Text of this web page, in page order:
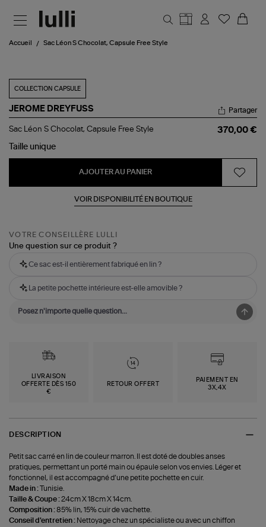
Accueil Sac Léon S Chocolat, Capsule Free Style
COLLECTION CAPSULE
JEROME DREYFUSS
Sac
S
Partager
Sac Léon S Chocolat, Capsule Free Style
370,00 €
Taille unique
AJOUTER AU PANIER
VOIR DISPONIBILITÉ EN BOUTIQUE
VOTRE CONSEILLÈRE LULLI
Une question sur ce produit ?
Ce sac est-il entièrement fabriqué en lin ?
La petite pochette intérieure est-elle amovible ?
LIVRAISON
OFFERTE DÈS 150
€
RETOUR OFFERT
PAIEMENT EN
3X,4X
DESCRIPTION
Petit sac carré en lin de couleur marron. Il est doté de doubles anses
pratiques, permettant un porté main ou épaule selon vos envies. Léger et
fonctionnel, il est accompagné d’une petite pochette en cuir.
Made in :Tunisie.
Taille & Coupe :24cm X 18cm X 14cm.
Composition :85% lin, 15% cuir de vachette.
Conseil d'entretien : Nettoyage chez un spécialiste ou avec un chiffon